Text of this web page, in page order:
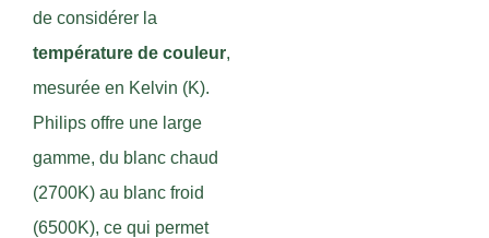
de considérer la
température de couleur,
mesurée en Kelvin (K).
Philips offre une large
gamme, du blanc chaud
(2700K) au blanc froid
(6500K), ce qui permet